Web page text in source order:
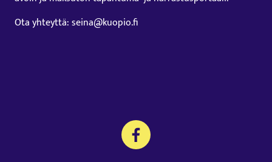
Ota yhteyttä: seina@kuopio.fi